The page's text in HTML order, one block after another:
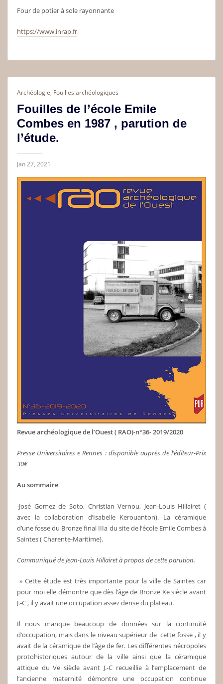
Four de potier à sole rayonnante
https://www.inrap.fr
Archéologie, Fouilles archéologiques
Fouilles de l’école Emile
Combes en 1987 , parution de
l’étude.
Jan 27, 2021
Revue archéologique de l’Ouest ( RAO)-n°36- 2019/2020
Presse Universitaires e Rennes : disponible auprès de l’éditeur-Prix
30€
Au sommaire
-José Gomez de Soto, Christian Vernou, Jean-Louis Hillairet (
avec la collaboration d’Isabelle Kerouanton). La céramique
d’une fosse du Bronze final IIIa du site de l’école Emile Combes à
Saintes ( Charente-Maritime).
Communiqué de Jean-Louis Hillairet à propos de cette parution.
» Cette étude est très importante pour la ville de Saintes car
pour moi elle démontre que dès l’âge de Bronze Xe siècle avant
J.-C , il y avait une occupation assez dense du plateau.
Il nous manque beaucoup de données sur la continuité
d’occupation, mais dans le niveau supérieur de cette fosse , il y
avait de la céramique de l’âge de fer. Les différentes nécropoles
protohistoriques autour de la ville ainsi que la céramique
attique du Ve siècle avant J.-C recueillie à l’emplacement de
l’ancienne maternité démontre une occupation continue